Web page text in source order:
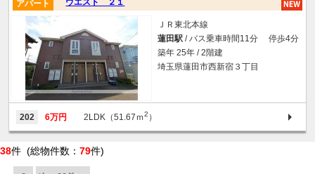
アパート
ＪＲ東北本線
蓮田駅 / バス乗車時間11分 停歩4分
築年 25年 / 2階建
埼玉県蓮田市西新宿３丁目
202 6万円 2LDK（51.67ｍ2 ）
38件 (総物件数： 79件)